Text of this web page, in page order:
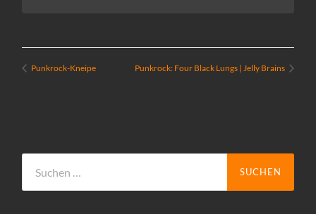
Punkrock-Kneipe Punkrock: Four Black Lungs | Jelly Brains
nach: